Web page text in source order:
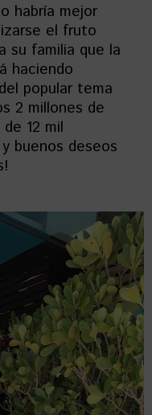
habría mejor
el fruto
su familia que la
haciendo
popular tema
2 millones de
12 mil
buenos deseos